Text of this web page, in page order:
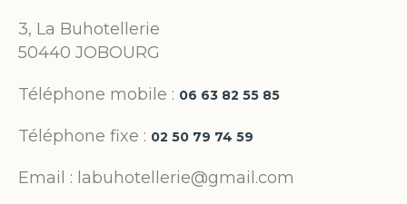
3, La Buhotellerie
50440 JOBOURG
Téléphone mobile : 06 63 82 55 85
Téléphone fixe : 02 50 79 74 59
Email : labuhotellerie@gmail.com